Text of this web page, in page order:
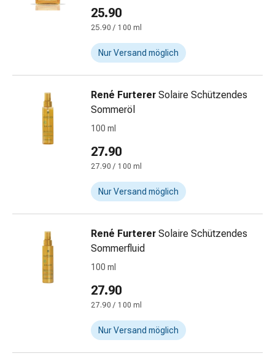
Übelkeit
Erbrechen
Verdauung,
Blähungen
Krämpfe
Verstopfung
Medizinische
Hautpflege
Ekzeme
Juckreiz
Hühneraugen
Warzen
Nagel-
Fusspilz
Narbenbehandlung
Haut
Krankhaftes
25.90
25.90 / 100 ml
Nur Versand möglich
René Furterer Solaire Schützendes
Sommeröl
100 ml
27.90
27.90 / 100 ml
Nur Versand möglich
René Furterer Solaire Schützendes
Sommerfluid
100 ml
27.90
27.90 / 100 ml
Nur Versand möglich